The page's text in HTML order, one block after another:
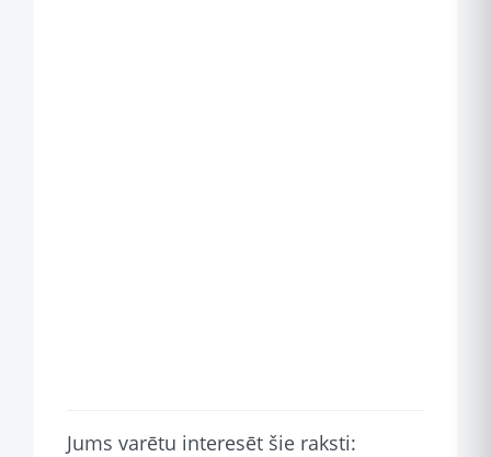
Jums varētu interesēt šie raksti: